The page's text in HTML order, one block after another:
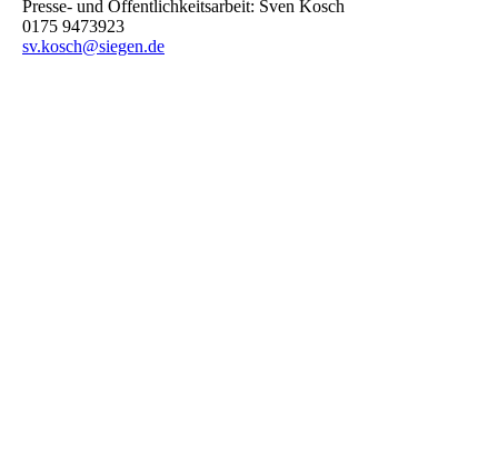
Presse- und Öffentlichkeitsarbeit: Sven Kosch
0175 9473923
sv.kosch@siegen.de